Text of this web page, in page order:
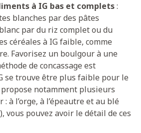
à IG bas et complets:
blanches par des pâtes
par du riz complet ou du
céréales à IG faible, comme
Favorisez un boulgour à une
de concassage est
se trouve être plus faible pour le
notamment plusieurs
à l’orge, à l’épeautre et au blé
vous pouvez avoir le détail de ces